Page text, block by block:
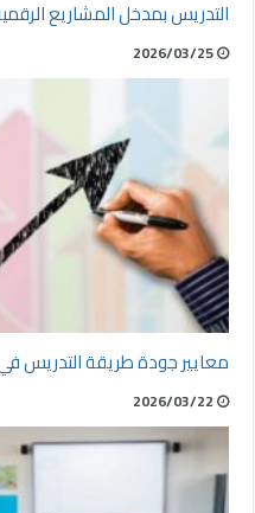
التدريس بمدخل المشاريع
2026/03/25
معايير جودة طريقة التدريس في
2026/03/22